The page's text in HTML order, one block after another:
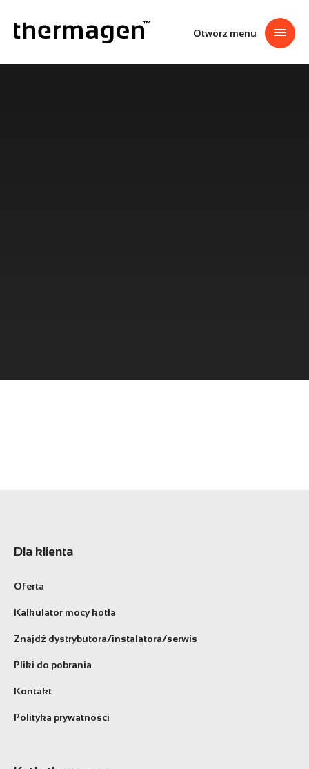
treści
Otwórz menu
Dla klienta
Oferta
Kalkulator mocy kotła
Znajdź dystrybutora/instalatora/serwis
Pliki do pobrania
Kontakt
Polityka prywatności